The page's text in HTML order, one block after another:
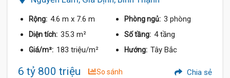
Rộng: 4.6 m x 7.6 m Phòng ngủ: 3 phòng
Diện tích: 35.3 m² Số tầng: 4 tầng
Giá/m²: 183 triệu/m² Hướng: Tây Bắc
6 tỷ 800 triệu So sánh Chia sẻ